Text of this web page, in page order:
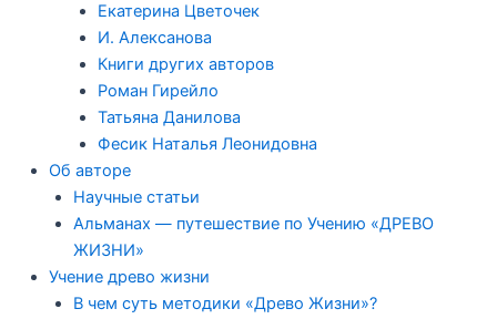
Екатерина Цветочек
И. Алексанова
Книги других авторов
Роман Гирейло
Татьяна Данилова
Фесик Наталья Леонидовна
Об авторе
Научные статьи
Альманах — путешествие по Учению «ДРЕВО
ЖИЗНИ»
Учение древо жизни
В чем суть методики «Древо Жизни»?